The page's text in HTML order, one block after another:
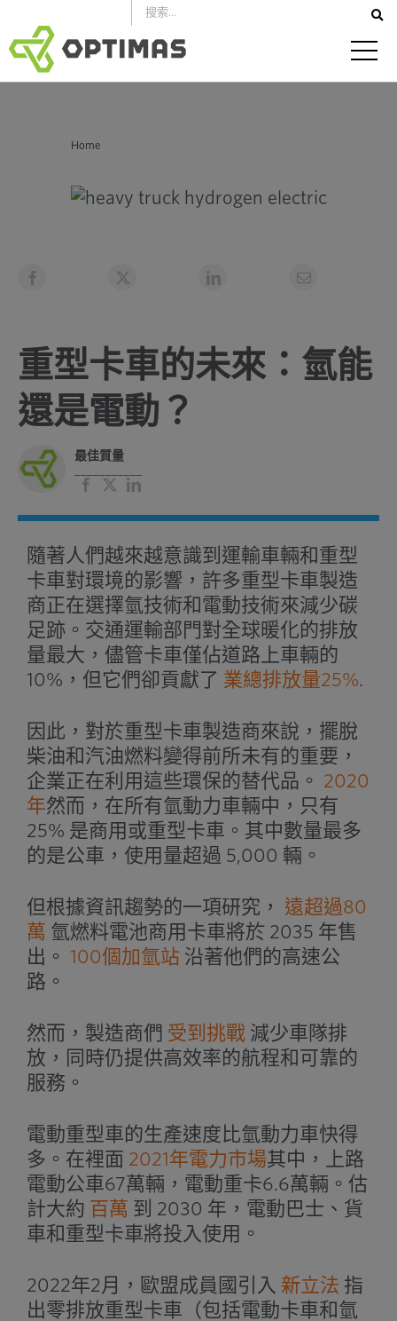
到
內
容
Home
重型卡車的未來：氫能
還是電動？
最佳質量
臉
X
領
隨著人們越來越意識到運輸車輛和重型
卡車對環境的影響，許多重型卡車製造
商正在選擇氫技術和電動技術來減少碳
足跡。交通運輸部門對全球暖化的排放
量最大，儘管卡車僅佔道路上車輛的
10%，但它們卻貢獻了 業總排放量25%.
因此，對於重型卡車製造商來說，擺脫
柴油和汽油燃料變得前所未有的重要，
企業正在利用這些環保的替代品。 2020
年然而，在所有氫動力車輛中，只有
25% 是商用或重型卡車。其中數量最多
的是公車，使用量超過 5,000 輛。
但根據資訊趨勢的一項研究， 遠超過80
萬 氫燃料電池商用卡車將於 2035 年售
出。 100個加氫站 沿著他們的高速公
路。
然而，製造商們 受到挑戰減少車隊排
放，同時仍提供高效率的航程和可靠的
服務。
電動重型車的生產速度比氫動力車快得
多。在裡面 2021年電力市場其中，上路
電動公車67萬輛，電動重卡6.6萬輛。估
計大約 百萬 到 2030 年，電動巴士、貨
車和重型卡車將投入使用。
2022年2月，歐盟成員國引入 新立法 指
出零排放重型卡車（包括電動卡車和氫